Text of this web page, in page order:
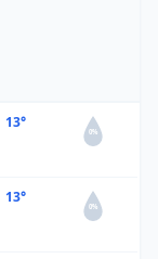
13°
0%
13°
0%